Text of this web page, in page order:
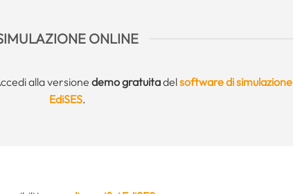
ONLINE
alla versionedemo gratuitadelsoftware di simulazione
EdiSES.